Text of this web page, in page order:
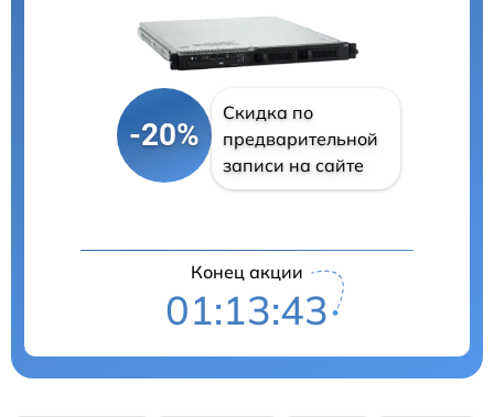
-20%
Скидка по
предварительной
записи на сайте
Конец акции
01:13:43